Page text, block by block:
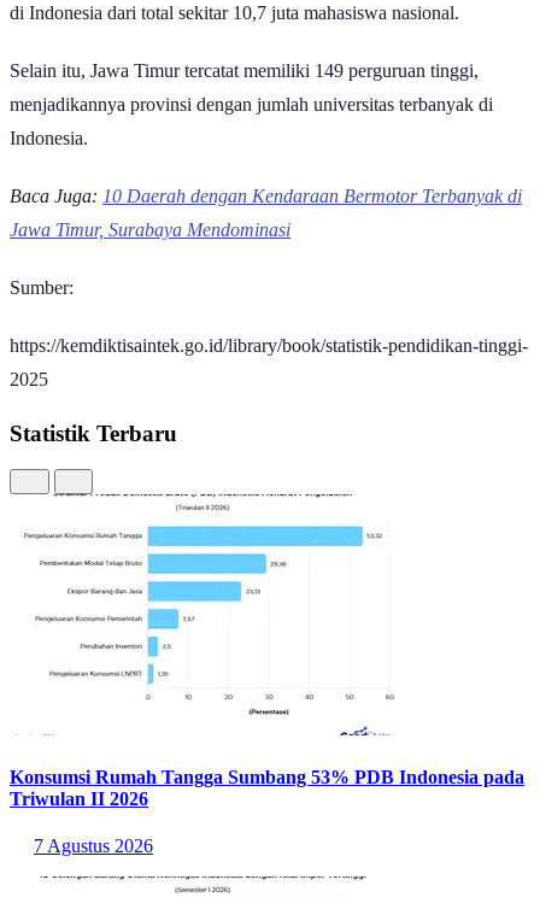
di Indonesia dari total sekitar 10,7 juta mahasiswa nasional.
Selain itu, Jawa Timur tercatat memiliki 149 perguruan tinggi,
menjadikannya provinsi dengan jumlah universitas terbanyak di
Indonesia.
Baca Juga: 10 Daerah dengan Kendaraan Bermotor Terbanyak di
Jawa Timur, Surabaya Mendominasi
Sumber:
https://kemdiktisaintek.go.id/library/book/statistik-pendidikan-tinggi-
2025
Statistik Terbaru
Konsumsi Rumah Tangga Sumbang 53% PDB Indonesia pada
Triwulan II 2026
7 Agustus 2026